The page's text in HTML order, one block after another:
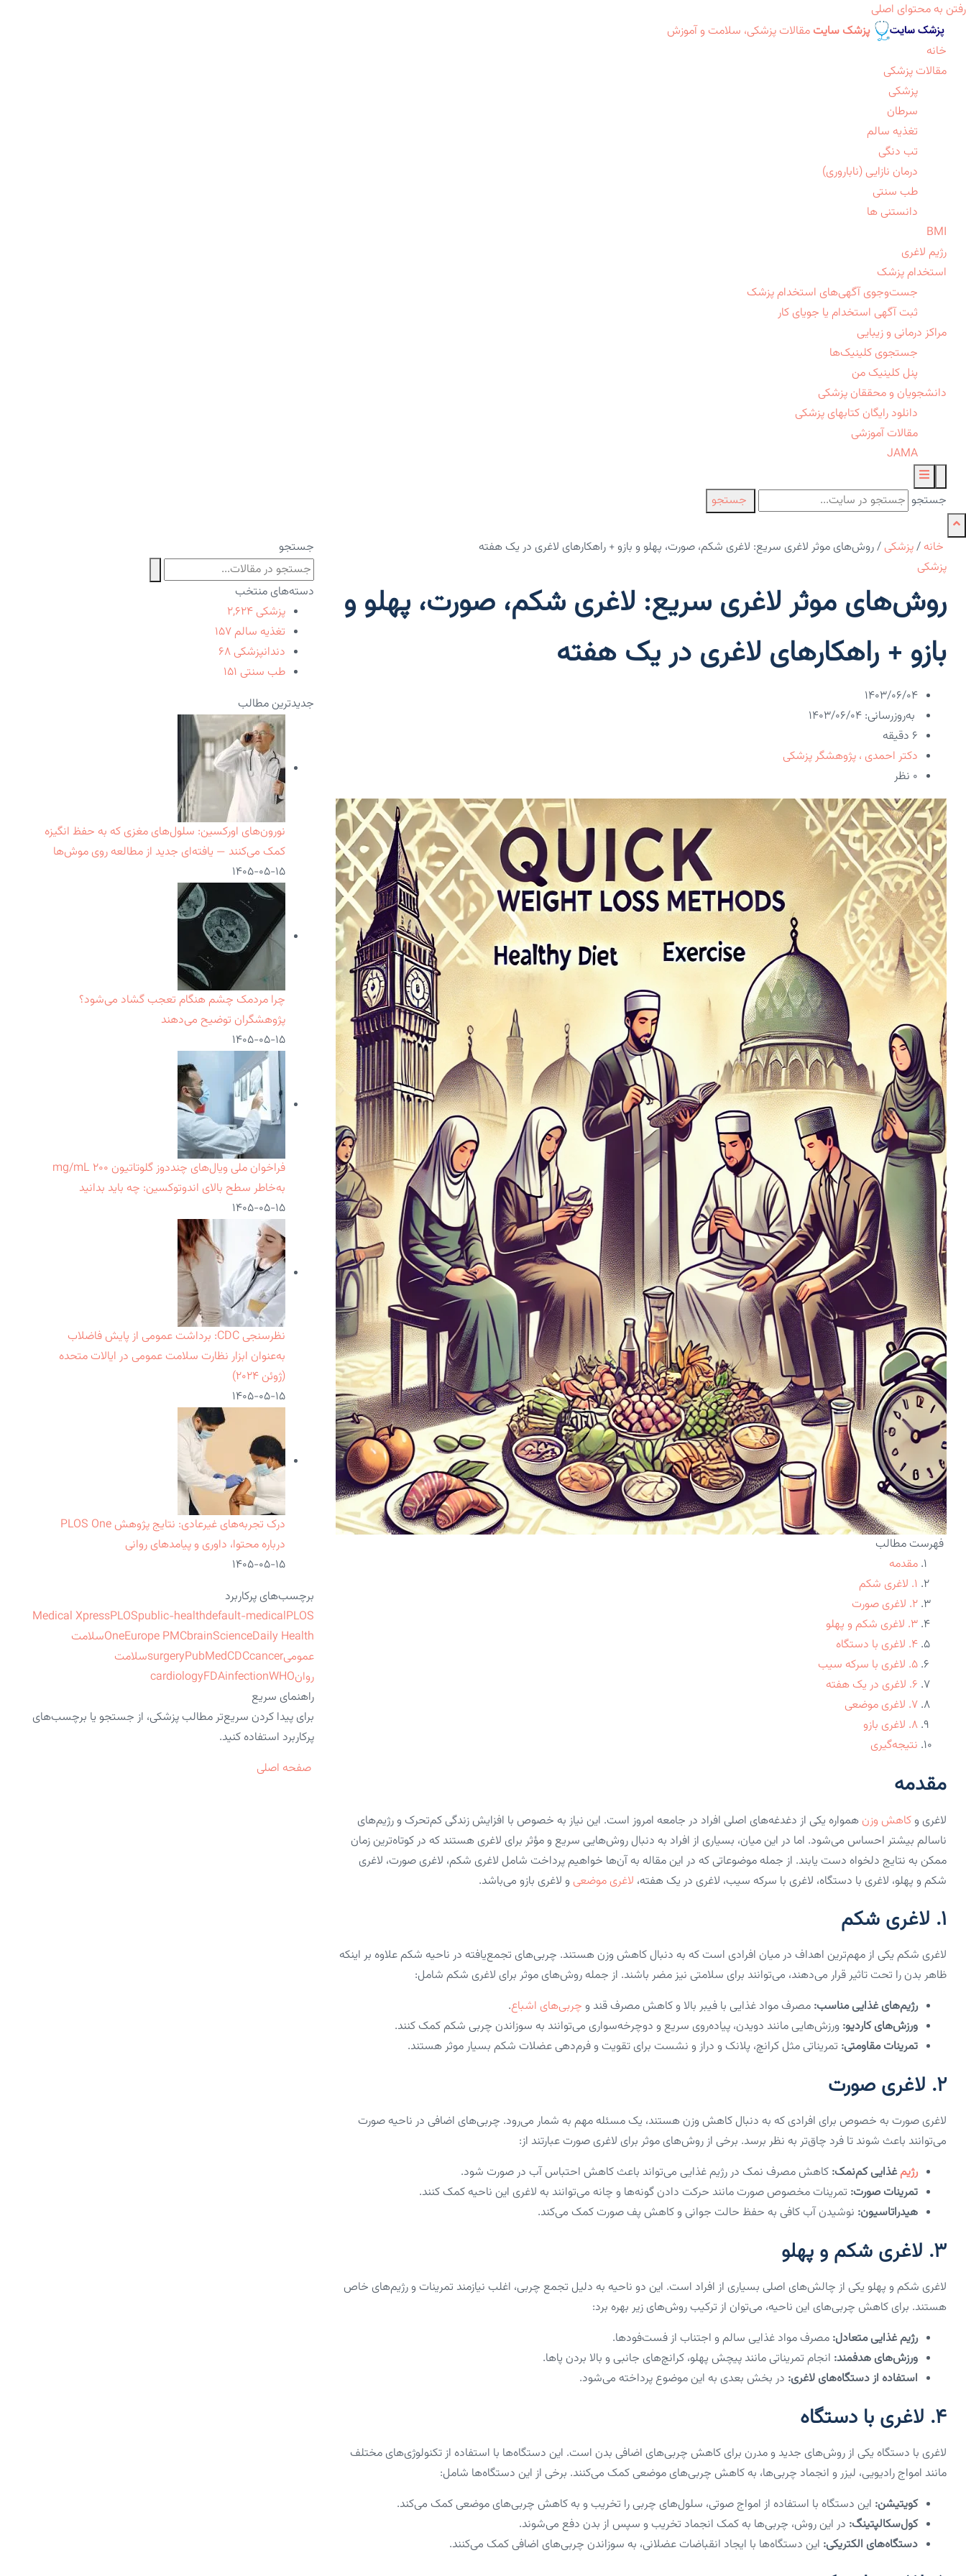
رفتن به محتوای اصلی
پزشک سایت مقالات پزشکی، سلامت و آموزش
خانه
مقالات پزشکی
پزشکی
سرطان
تغذیه سالم
تب دنگی
درمان نازایی (ناباروری)
طب سنتی
دانستنی ها
BMI
رژیم لاغری
استخدام پزشک
جست‌وجوی آگهی‌های استخدام پزشک
ثبت آگهی استخدام یا جویای کار
مراکز درمانی و زیبایی
جستجوی کلینیک‌ها
پنل کلینیک من
دانشجویان و محققان پزشکی
دانلود رایگان کتابهای پزشکی
مقالات آموزشی
JAMA
جستجو جستجو
خانه /پزشکی /روش‌های موثر لاغری سریع: لاغری شکم، صورت، پهلو و بازو + راهکارهای لاغری در یک هفته
پزشکی
روش‌های موثر لاغری سریع: لاغری شکم، صورت، پهلو و
بازو + راهکارهای لاغری در یک هفته
۱۴۰۳/۰۶/۰۴
به‌روزرسانی: ۱۴۰۳/۰۶/۰۴
6 دقیقه
دکتر احمدی ، پژوهشگر پزشکی
۰ نظر
فهرست مطالب
مقدمه
۱. لاغری شکم
۲. لاغری صورت
۳. لاغری شکم و پهلو
۴. لاغری با دستگاه
۵. لاغری با سرکه سیب
۶. لاغری در یک هفته
۷. لاغری موضعی
۸. لاغری بازو
نتیجه‌گیری
مقدمه
لاغری و کاهش وزن همواره یکی از دغدغه‌های اصلی افراد در جامعه امروز است. این نیاز به خصوص با افزایش زندگی کم‌تحرک و رژیم‌های
ناسالم بیشتر احساس می‌شود. اما در این میان، بسیاری از افراد به دنبال روش‌هایی سریع و مؤثر برای لاغری هستند که در کوتاه‌ترین زمان
ممکن به نتایج دلخواه دست یابند. از جمله موضوعاتی که در این مقاله به آن‌ها خواهیم پرداخت شامل لاغری شکم، لاغری صورت، لاغری
شکم و پهلو، لاغری با دستگاه، لاغری با سرکه سیب، لاغری در یک هفته، لاغری موضعی و لاغری بازو می‌باشد.
۱. لاغری شکم
لاغری شکم یکی از مهم‌ترین اهداف در میان افرادی است که به دنبال کاهش وزن هستند. چربی‌های تجمع‌یافته در ناحیه شکم علاوه بر اینکه
ظاهر بدن را تحت تاثیر قرار می‌دهند، می‌توانند برای سلامتی نیز مضر باشند. از جمله روش‌های موثر برای لاغری شکم شامل:
رژیم‌های غذایی مناسب: مصرف مواد غذایی با فیبر بالا و کاهش مصرف قند و چربی‌های اشباع.
ورزش‌های کاردیو: ورزش‌هایی مانند دویدن، پیاده‌روی سریع و دوچرخه‌سواری می‌توانند به سوزاندن چربی شکم کمک کنند.
تمرینات مقاومتی: تمریناتی مثل کرانچ، پلانک و دراز و نشست برای تقویت و فرم‌دهی عضلات شکم بسیار موثر هستند.
۲. لاغری صورت
لاغری صورت به خصوص برای افرادی که به دنبال کاهش وزن هستند، یک مسئله مهم به شمار می‌رود. چربی‌های اضافی در ناحیه صورت
می‌توانند باعث شوند تا فرد چاق‌تر به نظر برسد. برخی از روش‌های موثر برای لاغری صورت عبارتند از:
رژیمغذایی کم‌نمک: کاهش مصرف نمک در رژیم غذایی می‌تواند باعث کاهش احتباس آب در صورت شود.
تمرینات صورت: تمرینات مخصوص صورت مانند حرکت دادن گونه‌ها و چانه می‌توانند به لاغری این ناحیه کمک کنند.
هیدراتاسیون: نوشیدن آب کافی به حفظ حالت جوانی و کاهش پف صورت کمک می‌کند.
۳. لاغری شکم و پهلو
لاغری شکم و پهلو یکی از چالش‌های اصلی بسیاری از افراد است. این دو ناحیه به دلیل تجمع چربی، اغلب نیازمند تمرینات و رژیم‌های خاص
هستند. برای کاهش چربی‌های این ناحیه، می‌توان از ترکیب روش‌های زیر بهره برد:
رژیم غذایی متعادل: مصرف مواد غذایی سالم و اجتناب از فست‌فودها.
ورزش‌های هدفمند: انجام تمریناتی مانند پیچش پهلو، کرانچ‌های جانبی و بالا بردن پاها.
استفاده از دستگاه‌های لاغری: در بخش بعدی به این موضوع پرداخته می‌شود.
۴. لاغری با دستگاه
لاغری با دستگاه یکی از روش‌های جدید و مدرن برای کاهش چربی‌های اضافی بدن است. این دستگاه‌ها با استفاده از تکنولوژی‌های مختلف
مانند امواج رادیویی، لیزر و انجماد چربی‌ها، به کاهش چربی‌های موضعی کمک می‌کنند. برخی از این دستگاه‌ها شامل:
کویتیشن: این دستگاه با استفاده از امواج صوتی، سلول‌های چربی را تخریب و به کاهش چربی‌های موضعی کمک می‌کند.
کول‌سکالپتینگ: در این روش، چربی‌ها به کمک انجماد تخریب و سپس از بدن دفع می‌شوند.
دستگاه‌های الکتریکی: این دستگاه‌ها با ایجاد انقباضات عضلانی، به سوزاندن چربی‌های اضافی کمک می‌کنند.
جستجو
دسته‌های منتخب
پزشکی ۲,۶۲۴
تغذیه سالم ۱۵۷
دندانپزشکی ۶۸
طب سنتی ۱۵۱
جدیدترین مطالب
نورون‌های اورکسین: سلول‌های مغزی که به حفظ انگیزه
کمک می‌کنند — یافته‌ای جدید از مطالعه روی موش‌ها
۱۴۰۵-۰۵-۱۵
چرا مردمک چشم هنگام تعجب گشاد می‌شود؟
پژوهشگران توضیح می‌دهند
۱۴۰۵-۰۵-۱۵
فراخوان ملی ویال‌های چنددوز گلوتاتیون ۲۰۰ mg/mL
به‌خاطر سطح بالای اندوتوکسین: چه باید بدانید
۱۴۰۵-۰۵-۱۵
نظرسنجی CDC: برداشت عمومی از پایش فاضلاب
به‌عنوان ابزار نظارت سلامت عمومی در ایالات متحده
(ژوئن ۲۰۲۴)
۱۴۰۵-۰۵-۱۵
درک تجربه‌های غیرعادی: نتایج پژوهش PLOS One
درباره محتوا، داوری و پیامدهای روانی
۱۴۰۵-۰۵-۱۵
برچسب‌های پرکاربرد
Medical XpressPLOSpublic-healthdefault-medicalPLOS
OneEurope PMCbrainScienceDaily Health
سلامت
عمومی
surgeryPubMedCDCcancer
سلامت
روان
cardiologyFDAinfectionWHO
راهنمای سریع
برای پیدا کردن سریع‌تر مطالب پزشکی، از جستجو یا برچسب‌های
پرکاربرد استفاده کنید.
صفحه اصلی